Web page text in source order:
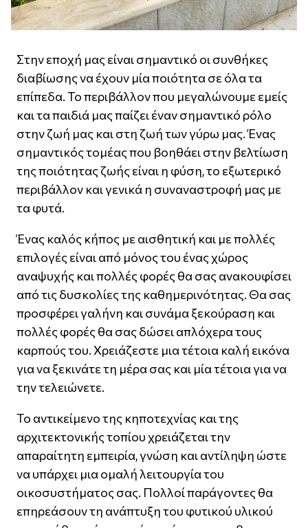
Στην εποχή μας είναι σημαντικό οι συνθήκες
διαβίωσης να έχουν μία ποιότητα σε όλα τα
επίπεδα. Το περιβάλλον που μεγαλώνουμε εμείς
και τα παιδιά μας παίζει έναν σημαντικό ρόλο
στην ζωή μας και στη ζωή των γύρω μας. Ένας
σημαντικός τομέας που βοηθάει στην βελτίωση
της ποιότητας ζωής είναι η φύση, το εξωτερικό
περιβάλλον και γενικά η συναναστροφή μας με
τα φυτά.
Ένας καλός κήπος με αισθητική και με πολλές
επιλογές είναι από μόνος του ένας χώρος
αναψυχής και πολλές φορές θα σας ανακουφίσει
από τις δυσκολίες της καθημερινότητας. Θα σας
προσφέρει γαλήνη και συνάμα ξεκούραση και
πολλές φορές θα σας δώσει απλόχερα τους
καρπούς του. Χρειάζεστε μια τέτοια καλή εικόνα
για να ξεκινάτε τη μέρα σας και μία τέτοια για να
την τελειώνετε.
Το αντικείμενο της κηποτεχνίας και της
αρχιτεκτονικής τοπίου χρειάζεται την
απαραίτητη εμπειρία, γνώση και αντίληψη ώστε
να υπάρχει μια ομαλή λειτουργία του
οικοσυστήματος σας. Πολλοί παράγοντες θα
επηρεάσουν τη ανάπτυξη του φυτικού υλικού